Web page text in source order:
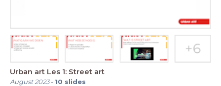
Urban art Les 1: Street art
August 2023- 10 slides